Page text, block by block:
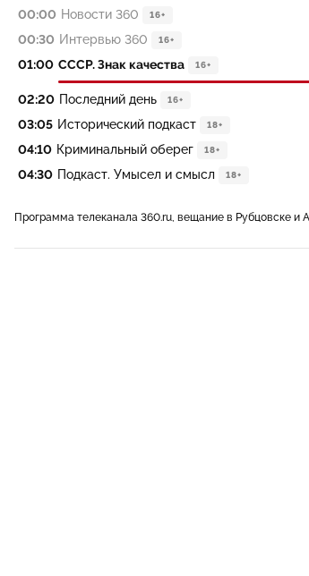
00:00 Новости 360 16+
00:30 Интервью 360 16+
01:00 СССР. Знак качества 16+
02:20 Последний день 16+
03:05 Исторический подкаст 18+
04:10 Криминальный оберег 18+
04:30 Подкаст. Умысел и смысл 18+
Программа телеканала 360.ru, вещание в Рубцовске и